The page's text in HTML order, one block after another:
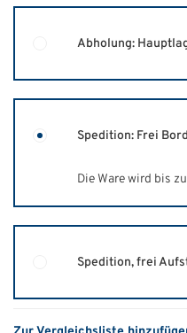
Abholung:
Spedition: Frei
Die Ware wird bis
Spedition, frei